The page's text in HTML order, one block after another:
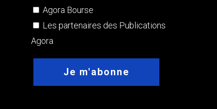
Agora Bourse
Les partenaires des Publications
Agora